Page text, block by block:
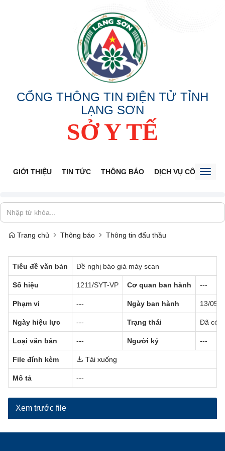
CỔNG THÔNG TIN ĐIỆN TỬ TỈNH
LẠNG SƠN
SỞ Y TẾ
GIỚI THIỆU TIN TỨC THÔNG BÁO DỊCH VỤ CÔNG
Trang chủ Thông báo Thông tin đấu thầu
Tiêu đề văn bản Đề nghị báo giá máy scan
Số hiệu 1211/SYT-VP Cơ quan ban hành ---
Phạm vi --- Ngày ban hành 13/05/
Ngày hiệu lực --- Trạng thái Đã có
Loại văn bản --- Người ký ---
File đính kèm Tải xuống
Mô tả ---
Xem trước file